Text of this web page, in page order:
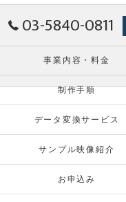
03-5840-0811
事業内容・料金
制作手順
データ変換サービス
サンプル映像紹介
お申込み